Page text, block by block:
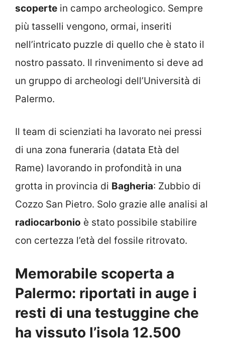
scoperte in campo archeologico. Sempre
più tasselli vengono, ormai, inseriti
nell’intricato puzzle di quello che è stato il
nostro passato. Il rinvenimento si deve ad
un gruppo di archeologi dell’Università di
Palermo.
Il team di scienziati ha lavorato nei pressi
di una zona funeraria (datata Età del
Rame) lavorando in profondità in una
grotta in provincia di Bagheria: Zubbio di
Cozzo San Pietro. Solo grazie alle analisi al
radiocarbonio è stato possibile stabilire
con certezza l’età del fossile ritrovato.
Memorabile scoperta a
Palermo: riportati in auge i
resti di una testuggine che
ha vissuto l’isola 12.500